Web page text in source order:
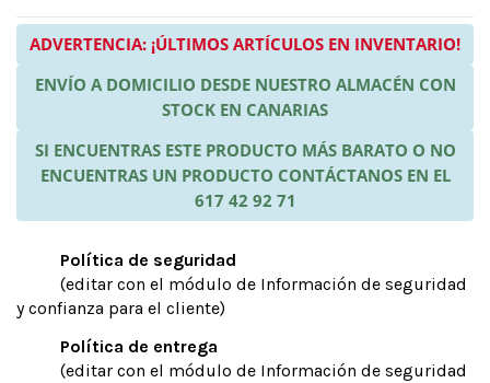
ADVERTENCIA: ¡ÚLTIMOS ARTÍCULOS EN INVENTARIO!
ENVÍO A DOMICILIO DESDE NUESTRO ALMACÉN CON
STOCK EN CANARIAS
SI ENCUENTRAS ESTE PRODUCTO MÁS BARATO O NO
ENCUENTRAS UN PRODUCTO CONTÁCTANOS EN EL
617 42 92 71
Política de seguridad
(editar con el módulo de Información de seguridad
y confianza para el cliente)
Política de entrega
(editar con el módulo de Información de seguridad